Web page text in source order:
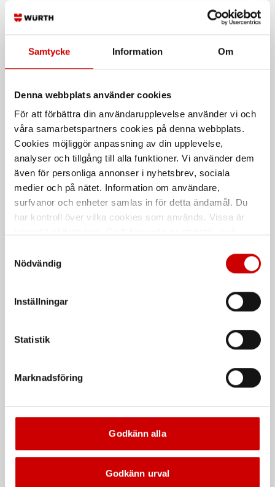
Samtycke Information Om
Denna webbplats använder cookies
För att förbättra din användarupplevelse använder vi och
våra samarbetspartners cookies på denna webbplats.
Cookies möjliggör anpassning av din upplevelse,
analyser och tillgång till alla funktioner. Vi använder dem
även för personliga annonser i nyhetsbrev, sociala
medier och på nätet. Information om användare,
surfvanor och enheter samlas in för detta ändamål. Du
har kontroll över vilka cookies som används. Vissa är
länder utanför EU med olika dataskyddsnormer. Genom
att godkänna samtycker du till sådana överföringar. Läs
Nödvändig
Inställningar
Statistik
Marknadsföring
Godkänn alla
Godkänn urval
Klädseltvätt SEG 10
Compact
Våt- och torrdammsugare
Tappkran
Plasttrattar
160 mm diameter
Vattendunk 25L
Vattendunk 25L
De som köpte, köpte även
Tappkran Industri Sopborste